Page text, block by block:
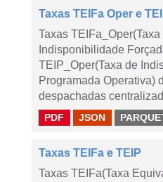
Taxas TEIFa Oper e
Taxas
Indisponibilidade
TEIP_Oper(Taxa de
Programada Operativa)
despachadas
PDF JSON
Taxas TEIFa e TEIP
Taxas TEIFa(Taxa